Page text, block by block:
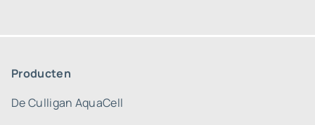
Producten
De Culligan AquaCell